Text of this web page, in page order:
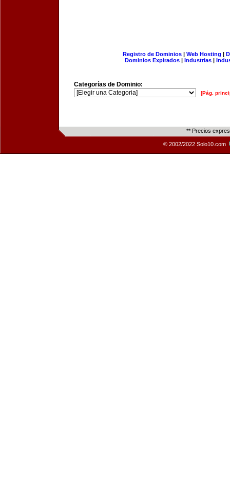
Registro de Dominios| Web Hosting |
Dominios Expirados | Industrias |
Categorías de Dominio:
[Pág.
** Precios
© 2002/2022 Solo10.com